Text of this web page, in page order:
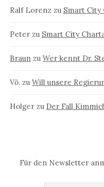
Ralf Lorenz zu Smart City
Peter zu Smart City
Braun zu Wer kennt Dr.
Vö. zu Will unsere
Holger zu Der Fall
Für den Newsletter